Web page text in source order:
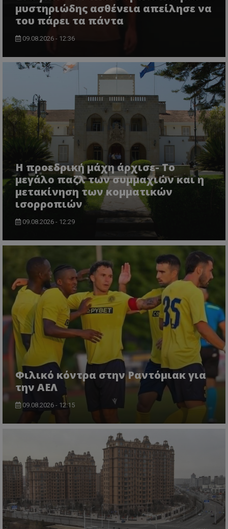
μυστηριώδης ασθένεια απείλησε να
του πάρει τα πάντα
09.08.2026 - 12:36
Η προεδρική μάχη άρχισε- Το
μεγάλο παζλ των συμμαχιών και η
μετακίνηση των κομματικών
ισορροπιών
09.08.2026 - 12:29
Φιλικό κόντρα στην Ραντόμιακ για
την ΑΕΛ
09.08.2026 - 12:15